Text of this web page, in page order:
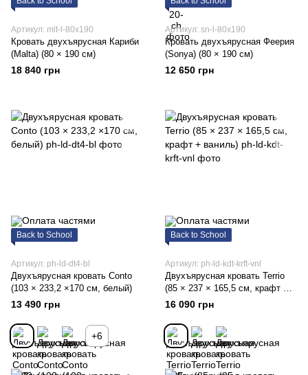
Артикул: mlt-l-80x190
Кровать двухъярусная Кариби
(Malta) (80 × 190 см)
18 840 грн
Артикул: sn-l-80x190
Кровать двухъярусная Феерия
(Sonya) (80 × 190 см)
12 650 грн
Back to School
Артикул: ph-ld-dt4-bl
Двухъярусная кровать Conto
(103 × 233,2 ×170 см, белый)
13 490 грн
+6
Back to School
Артикул: ph-ld-kdt-krft-vnl
Двухъярусная кровать Terrio
(85 × 237 × 165,5 см, крафт +
ваниль)
16 090 грн